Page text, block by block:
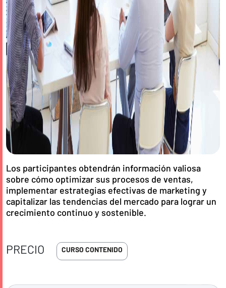
Los participantes obtendrán información valiosa
sobre cómo optimizar sus procesos de ventas,
implementar estrategias efectivas de marketing y
capitalizar las tendencias del mercado para lograr un
crecimiento continuo y sostenible.
PRECIO CURSO CONTENIDO